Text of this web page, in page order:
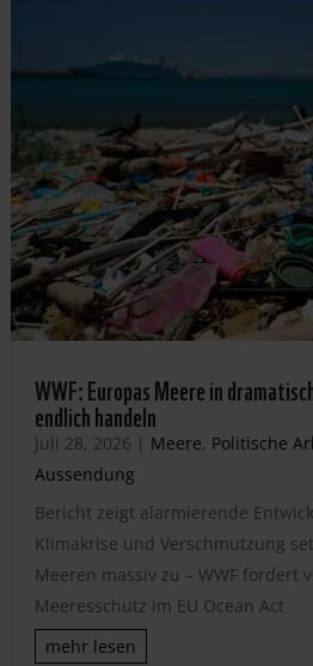
WWF: Europas Meere in
endlich handeln
Juli 28, 2026 | Meere, Politische
Aussendung
Bericht zeigt alarmierende
Klimakrise und Verschmutzung
Meeren massiv zu – WWF fordert
Meeresschutz im EU Ocean Act
mehr lesen